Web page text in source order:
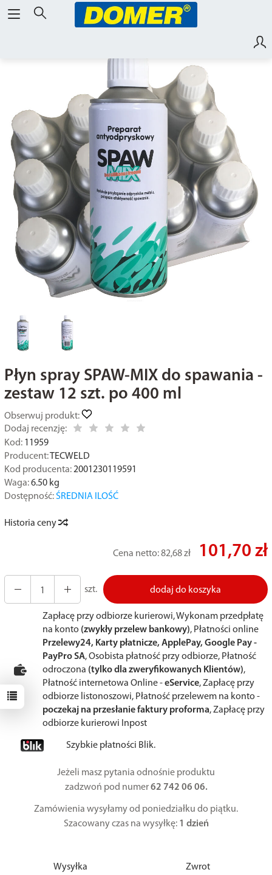
Płyn spray SPAW-MIX do spawania -
zestaw 12 szt. po 400 ml
Obserwuj produkt:
Dodaj recenzję:
Kod: 11959
Producent:TECWELD
Kod producenta: 2001230119591
Waga: 6.50kg
Dostępność: ŚREDNIA ILOŚĆ
Historia ceny
Cena netto:82,68 zł 101,70 zł
szt. dodaj do koszyka
Zapłacę przy odbiorze kurierowi, Wykonam przedpłatę
na konto (zwykły przelew bankowy), Płatności online
Przelewy24, Karty płatnicze, ApplePay, Google Pay -
PayPro SA, Osobista płatność przy odbiorze, Płatność
odroczona (tylko dla zweryfikowanych Klientów),
Płatność internetowa Online -eService, Zapłacę przy
odbiorze listonoszowi, Płatność przelewem na konto -
poczekaj na przesłanie faktury proforma, Zapłacę przy
odbiorze kurierowi Inpost
Szybkie płatności Blik.
Jeżeli masz pytania odnośnie produktu
zadzwoń pod numer62 742 06 06.
Zamówienia wysyłamy od poniedziałku do piątku.
Szacowany czas na wysyłkę: 1 dzień
Wysyłka Zwrot